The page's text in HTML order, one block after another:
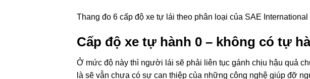
Thang đo 6 cấp độ xe tự lái theo phân loại của SAE International
Cấp độ xe tự hành 0 – không có tự
Ở mức độ này thì người lái sẽ phải liên tục gánh chịu hậu quả
là sẽ vẫn chưa có sự can thiệp của những công nghệ giúp đỡ